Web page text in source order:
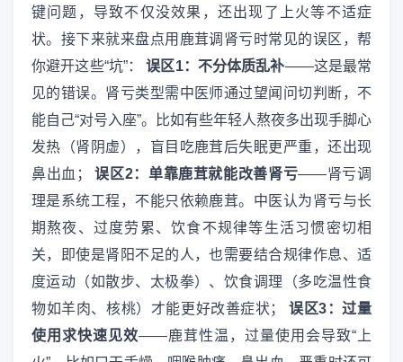
键问题，导致不仅没效果，还出现了上火等不适症
状。接下来就来盘点用鹿茸调肾亏时常见的误区，帮
你避开这些“坑”：误区1：不分体质乱补——这是最常
见的错误。肾亏类型需中医师通过望闻问切判断，不
能自己“对号入座”。比如有些年轻人熬夜多出现手脚心
发热（肾阴虚），盲目吃鹿茸后失眠更严重，还出现
鼻出血；误区2：单靠鹿茸就能改善肾亏——肾亏调
理是系统工程，不能只依赖鹿茸。中医认为肾亏与长
期熬夜、过度劳累、饮食不规律等生活习惯密切相
关，即使是肾阳不足的人，也需要结合规律作息、适
度运动（如散步、太极拳）、饮食调理（多吃温性食
物如羊肉、核桃）才能更好改善症状；误区3：过量
使用求快速见效——鹿茸性温，过量使用会导致“上